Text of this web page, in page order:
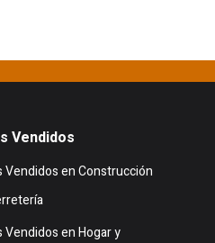
Vendidos
Vendidos en Construcción
Vendidos en Hogar y